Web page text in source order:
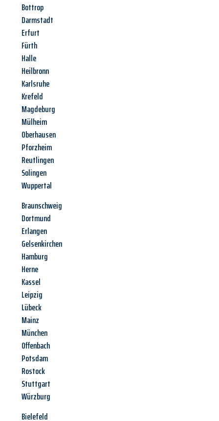
Bottrop
Darmstadt
Erfurt
Fürth
Halle
Heilbronn
Karlsruhe
Krefeld
Magdeburg
Mülheim
Oberhausen
Pforzheim
Reutlingen
Solingen
Wuppertal
Braunschweig
Dortmund
Erlangen
Gelsenkirchen
Hamburg
Herne
Kassel
Leipzig
Lübeck
Mainz
München
Offenbach
Potsdam
Rostock
Stuttgart
Würzburg
Bielefeld